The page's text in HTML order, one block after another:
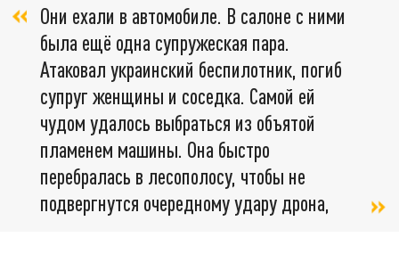
Они ехали в автомобиле. В салоне с ними
была ещё одна супружеская пара.
Атаковал украинский беспилотник, погиб
супруг женщины и соседка. Самой ей
чудом удалось выбраться из объятой
пламенем машины. Она быстро
перебралась в лесополосу, чтобы не
подвергнутся очередному удару дрона,